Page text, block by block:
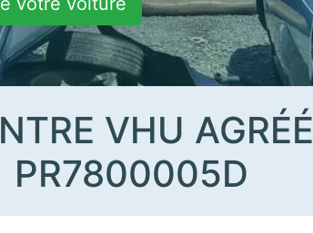
VHU AGRÉÉ
PR7800005D